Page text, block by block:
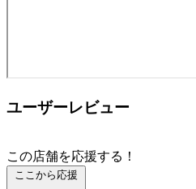
ユーザーレビュー
この店舗を応援する！
ここから応援